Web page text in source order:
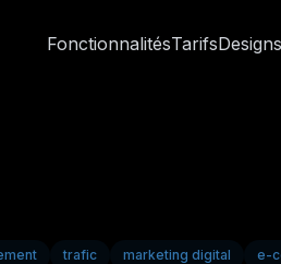
FonctionnalitésTarifsDesigns
trafic marketing digital e-